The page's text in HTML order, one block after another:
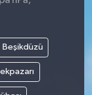
Beşikdüzü